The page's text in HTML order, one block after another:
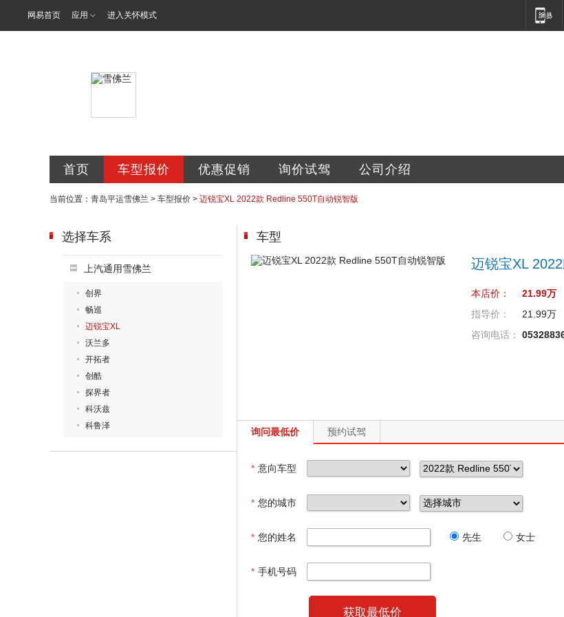
网易首页 应用 进入关怀模式
首页 车型报价 优惠促销 询价试驾 公司介绍
当前位置： 青岛平运雪佛兰 > 车型报价 > 迈锐宝XL 2022款 Redline 550T自动锐智版
选择车系
上汽通用雪佛兰
创界
畅巡
迈锐宝XL
沃兰多
开拓者
创酷
探界者
科沃兹
科鲁泽
车型
迈锐宝XL
本店价：
21.99万
指导价：
21.99万
咨询电话：
询问最低价 预约试驾
* 意向车型
* 您的城市
* 您的姓名 先生 女士
* 手机号码
获取最低价